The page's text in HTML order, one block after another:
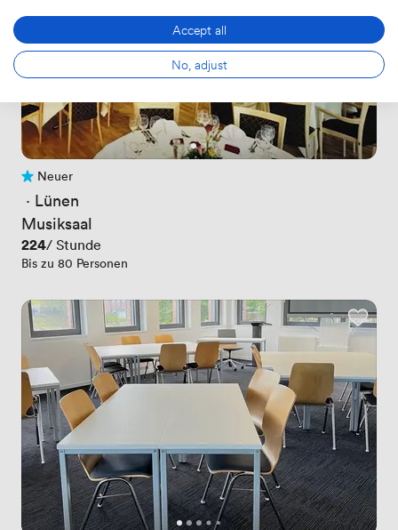
Noch keine Bewertungen
Neuer
· Lünen
Musiksaal
Preis
224/ Stunde
Bis zu 80 Personen
Accept all
No, adjust